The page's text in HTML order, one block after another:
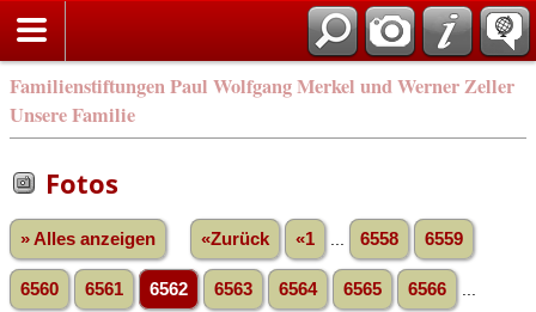
Familienstiftungen Paul Wolfgang Merkel und Werner Zeller
Unsere Familie
Fotos
» Alles anzeigen «Zurück «1 6558 6559
6560 6561 6562 6563 6564 6565 6566